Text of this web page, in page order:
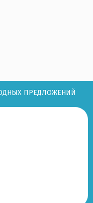
ПРЕДЛОЖЕНИЙ